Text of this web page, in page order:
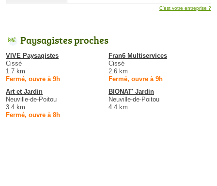
C'est votre entreprise ?
Paysagistes proches
VIVE Paysagistes
Cissé
1.7 km
Fermé, ouvre à 9h
Fran6 Multiservices
Cissé
2.6 km
Fermé, ouvre à 9h
Art et Jardin
Neuville-de-Poitou
3.4 km
Fermé, ouvre à 8h
BIONAT' Jardin
Neuville-de-Poitou
4.4 km